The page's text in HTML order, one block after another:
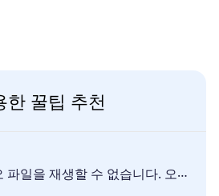
한 꿀팁 추천
재생할 수 없습니다. 오류 코드 102630을 해결하는 방법